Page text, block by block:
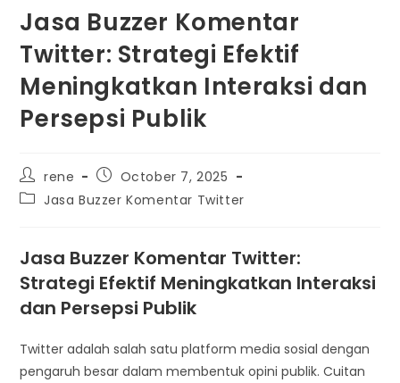
Jasa Buzzer Komentar
Twitter: Strategi Efektif
Meningkatkan Interaksi dan
Persepsi Publik
Post
author:
rene
PostOctober 7, 2025
PostJasa Buzzer Komentar Twitter
Jasa Buzzer Komentar Twitter:
Strategi Efektif Meningkatkan Interaksi
dan Persepsi Publik
Twitter adalah salah satu platform media sosial dengan
pengaruh besar dalam membentuk opini publik. Cuitan